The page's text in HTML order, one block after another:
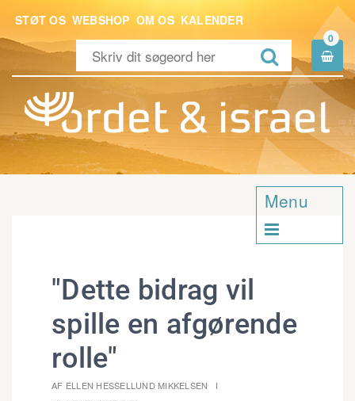
STØT OS WEBSHOP OM OS KALENDER

0

Menu

"Dette bidrag vil
spille en afgørende
rolle"
AF ELLEN HESSELLUND MIKKELSEN